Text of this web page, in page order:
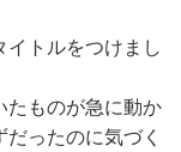
トルをつけまし
たものが急に動か
ったのに気づく